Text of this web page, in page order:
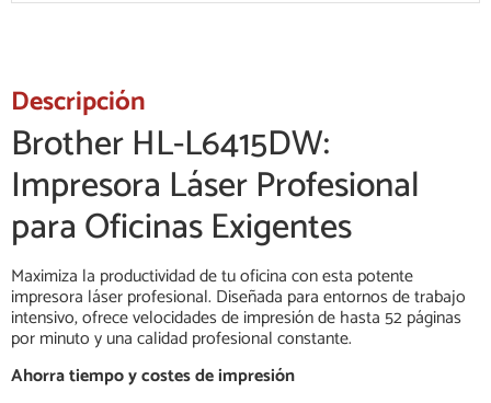
Descripción
Brother HL-L6415DW:
Impresora Láser Profesional
para Oficinas Exigentes
Maximiza la productividad de tu oficina con esta potente
impresora láser profesional. Diseñada para entornos de trabajo
intensivo, ofrece velocidades de impresión de hasta 52 páginas
por minuto y una calidad profesional constante.
Ahorra tiempo y costes de impresión